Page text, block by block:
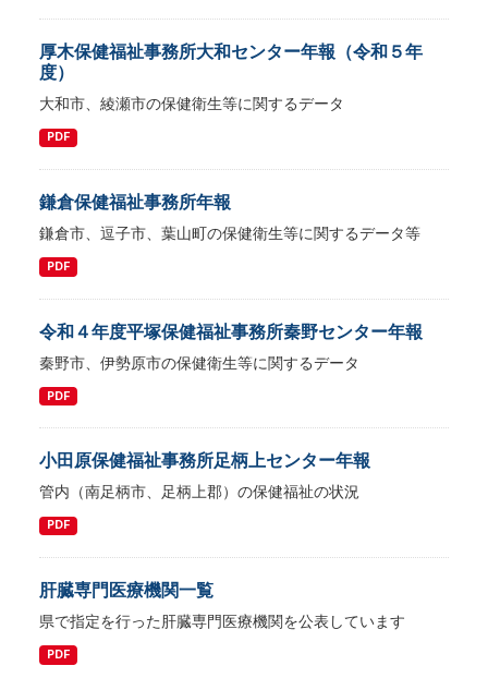
厚木保健福祉事務所大和センター年報（令和５年
度）
大和市、綾瀬市の保健衛生等に関するデータ
PDF
鎌倉保健福祉事務所年報
鎌倉市、逗子市、葉山町の保健衛生等に関するデータ等
PDF
令和４年度平塚保健福祉事務所秦野センター年報
秦野市、伊勢原市の保健衛生等に関するデータ
PDF
小田原保健福祉事務所足柄上センター年報
管内（南足柄市、足柄上郡）の保健福祉の状況
PDF
肝臓専門医療機関一覧
県で指定を行った肝臓専門医療機関を公表しています
PDF